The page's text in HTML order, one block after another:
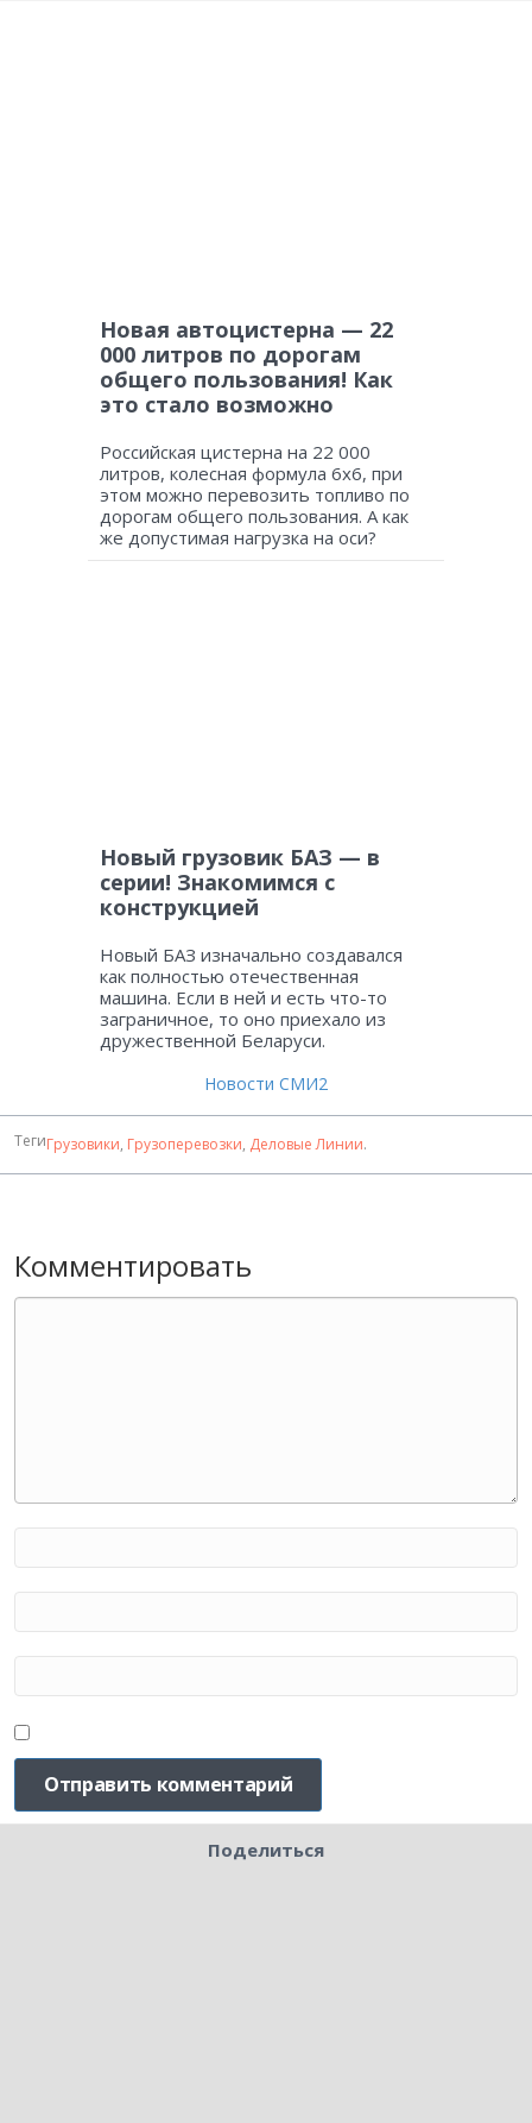
Новая автоцистерна — 22
000 литров по дорогам
общего пользования! Как
это стало возможно
Российская цистерна на 22 000
литров, колесная формула 6х6, при
этом можно перевозить топливо по
дорогам общего пользования. А как
же допустимая нагрузка на оси?
Новый грузовик БАЗ — в
серии! Знакомимся с
конструкцией
Новый БАЗ изначально создавался
как полностью отечественная
машина. Если в ней и есть что-то
заграничное, то оно приехало из
дружественной Беларуси.
Новости СМИ2
ТегиГрузовики, Грузоперевозки, Деловые Линии.
Комментировать
Поделиться